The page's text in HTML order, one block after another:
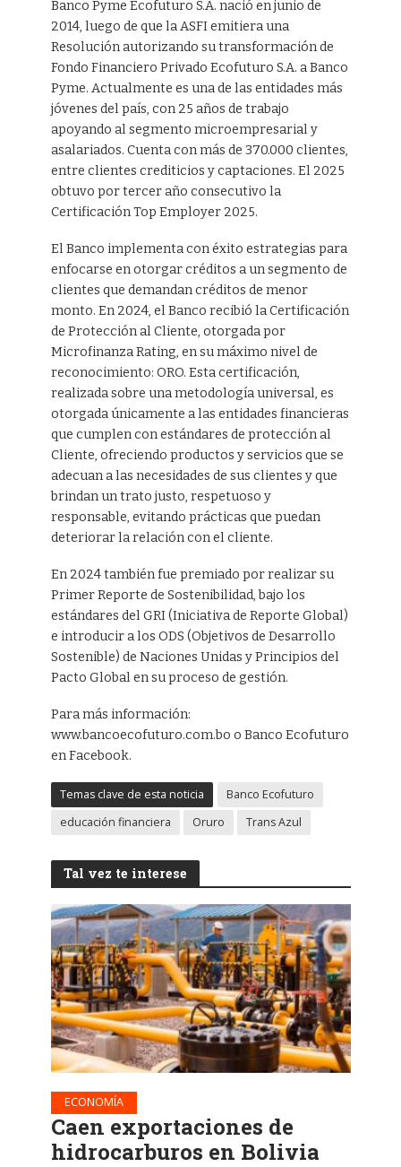
Banco Pyme Ecofuturo S.A. nació en junio de
2014, luego de que la ASFI emitiera una
Resolución autorizando su transformación de
Fondo Financiero Privado Ecofuturo S.A. a Banco
Pyme. Actualmente es una de las entidades más
jóvenes del país, con 25 años de trabajo
apoyando al segmento microempresarial y
asalariados. Cuenta con más de 370.000 clientes,
entre clientes crediticios y captaciones. El 2025
obtuvo por tercer año consecutivo la
Certificación Top Employer 2025.
El Banco implementa con éxito estrategias para
enfocarse en otorgar créditos a un segmento de
clientes que demandan créditos de menor
monto. En 2024, el Banco recibió la Certificación
de Protección al Cliente, otorgada por
Microfinanza Rating, en su máximo nivel de
reconocimiento: ORO. Esta certificación,
realizada sobre una metodología universal, es
otorgada únicamente a las entidades financieras
que cumplen con estándares de protección al
Cliente, ofreciendo productos y servicios que se
adecuan a las necesidades de sus clientes y que
brindan un trato justo, respetuoso y
responsable, evitando prácticas que puedan
deteriorar la relación con el cliente.
En 2024 también fue premiado por realizar su
Primer Reporte de Sostenibilidad, bajo los
estándares del GRI (Iniciativa de Reporte Global)
e introducir a los ODS (Objetivos de Desarrollo
Sostenible) de Naciones Unidas y Principios del
Pacto Global en su proceso de gestión.
Para más información:
www.bancoecofuturo.com.bo o Banco Ecofuturo
en Facebook.
Temas clave de esta noticia
Banco Ecofuturo
educación financiera
Oruro Trans Azul
Tal vez te interese
ECONOMÍA
Caen exportaciones de
hidrocarburos en Bolivia